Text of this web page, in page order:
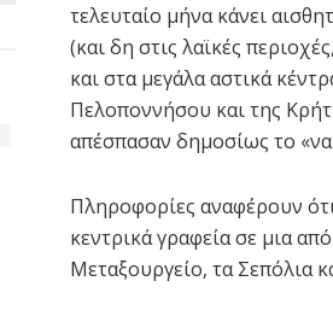
τελευταίο μήνα κάνει
(και δη στις λαϊκές
και στα μεγάλα αστικά
Πελοποννήσου και της
απέσπασαν δημοσίως το
Πληροφορίες αναφέρουν
κεντρικά γραφεία σε μια
Μεταξουργείο, τα Σεπόλια